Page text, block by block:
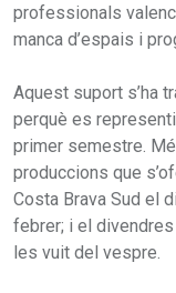
professionals
manca d’espais i
Aquest suport s’ha
perquè es
primer semestre.
produccions que
Costa Brava Sud el
febrer; i el
les vuit del vespre.